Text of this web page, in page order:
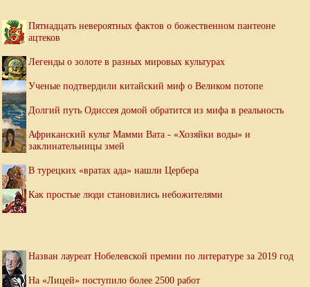
Пятнадцать невероятных фактов о божественном пантеоне
ацтеков
Легенды о золоте в разных мировых культурах
Ученые подтвердили китайский миф о Великом потопе
Долгий путь Одиссея домой обратится из мифа в реальность
Африканский культ Мамми Вата - «Хозяйки воды» и
заклинательницы змей
В турецких «вратах ада» нашли Цербера
Как простые люди становились небожителями
Назван лауреат Нобелевской премии по литературе за 2019 год
На «Лицей» поступило более 2500 работ